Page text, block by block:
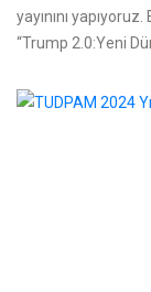
yayınını
“Trump 2.0:Yeni